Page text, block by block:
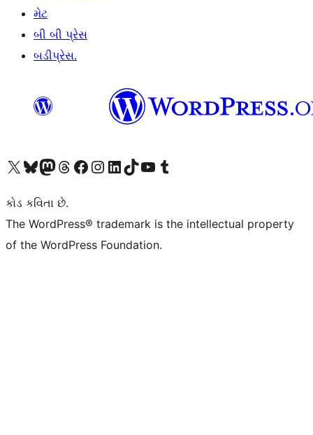
મેટ
બી બી પ્રેસ
બડીપ્રેસ.
અમારા X (અગાઉ ટ્વિટર) એકાઉન્ટની મુલાકાત લોઅમારા Bluesky એકાઉન્ટની મુલાકાત લોઅમારા માસ્ટોડોન એકાઉન્ટની મુલાકાત લોઅમારા Threads એકાઉન્ટની મુલાકાત લો અમારા ફેસબુક પેજની મુલાકાત લોઅમારા ઇન્સ્ટાગ્રામ એકાઉન્ટની મુલાકાત લો અમારા LinkedIn એકાઉન્ટની મુલાકાત લોઅમારા TikTok એકાઉન્ટની મુલાકાત લોઅમારી YouTube ચેનલની મુલાકાત લો અમારા Tumblr એકાઉન્ટની મુલાકાત લો
કોડ કવિતા છે.
The WordPress® trademark is the intellectual property
of the WordPress Foundation.